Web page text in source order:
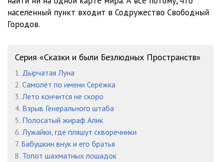
18 BABOCHKA 06:10
20 BABOCHKA
21 BABOCHKA
22 BABOCHKA
23 BABOCHKA
24 BABOCHKA
25 BABOCHKA
населенный пункт входит в Содружество Свободный
Городов.
Серия «Сказки и были Безлюдных Пространств»
1. Дырчатая Луна
2. Самолёт по имени Серёжка
3. Лето кончится не скоро
4. Взрыв Генерального штаба
5. Полосатый жираф Алик
6. Лужайки, где пляшут скворечники
7. Бабушкин внук и его братья
8. Топот шахматных лошадок